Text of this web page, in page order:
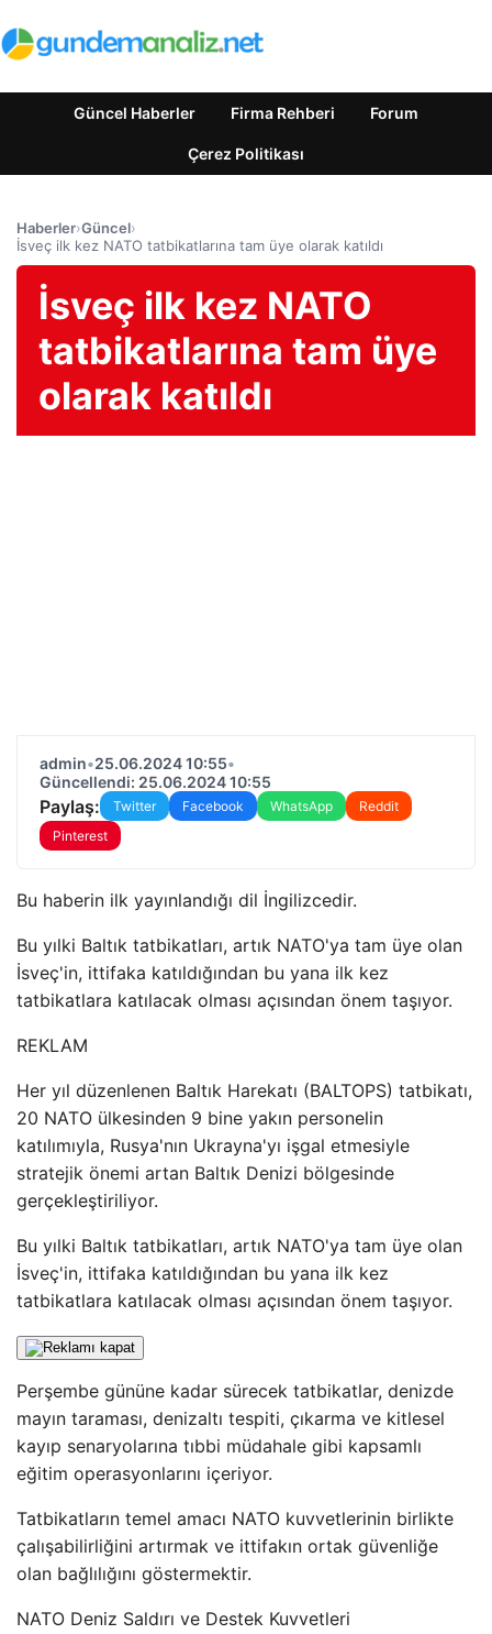
Güncel Haberler Firma Rehberi Forum
Çerez Politikası
Haberler›Güncel›
İsveç ilk kez NATO tatbikatlarına tam üye olarak katıldı
İsveç ilk kez NATO
tatbikatlarına tam üye
olarak katıldı
admin•25.06.2024 10:55•
Güncellendi: 25.06.2024 10:55
Paylaş: Twitter Facebook WhatsApp
Reddit
Pinterest
Bu haberin ilk yayınlandığı dil İngilizcedir.
Bu yılki Baltık tatbikatları, artık NATO'ya tam üye olan
İsveç'in, ittifaka katıldığından bu yana ilk kez
tatbikatlara katılacak olması açısından önem taşıyor.
REKLAM
Her yıl düzenlenen Baltık Harekatı (BALTOPS) tatbikatı,
20 NATO ülkesinden 9 bine yakın personelin
katılımıyla, Rusya'nın Ukrayna'yı işgal etmesiyle
stratejik önemi artan Baltık Denizi bölgesinde
gerçekleştiriliyor.
Bu yılki Baltık tatbikatları, artık NATO'ya tam üye olan
İsveç'in, ittifaka katıldığından bu yana ilk kez
tatbikatlara katılacak olması açısından önem taşıyor.
Perşembe gününe kadar sürecek tatbikatlar, denizde
mayın taraması, denizaltı tespiti, çıkarma ve kitlesel
kayıp senaryolarına tıbbi müdahale gibi kapsamlı
eğitim operasyonlarını içeriyor.
Tatbikatların temel amacı NATO kuvvetlerinin birlikte
çalışabilirliğini artırmak ve ittifakın ortak güvenliğe
olan bağlılığını göstermektir.
NATO Deniz Saldırı ve Destek Kuvvetleri